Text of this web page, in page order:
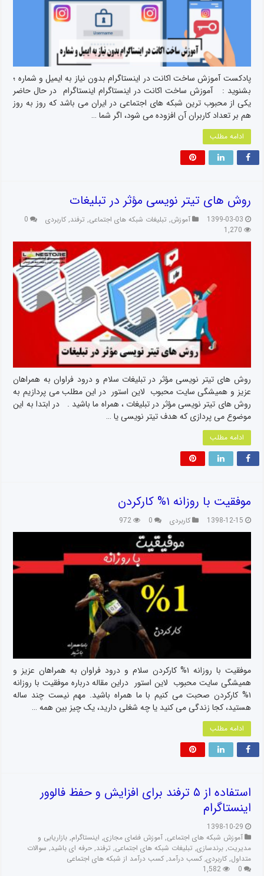
پادکست آموزش ساخت اکانت در اینستاگرام بدون نیاز به ایمیل و شماره ؛
بشنوید : آموزش ساخت اکانت در اینستاگرام اینستاگرام در حال حاضر
یکی از محبوب ترین شبکه های اجتماعی در ایران می باشد که روز به روز
هم بر تعداد کاربران آن افزوده می شود، اگر شما …
ادامه مطلب
روش های تیتر نویسی مؤثر در تبلیغات
1399-03-03 آموزش, تبلیغات شبکه های اجتماعی, ترفند, کاربردی
0
1,270
روش های تیتر نویسی مؤثر در تبلیغات سلام و درود فراوان به همراهان
عزیز و همیشگی سایت محبوب لاین استور در این مطلب می پردازیم به
روش های تیتر نویسی مؤثر در تبلیغات ، همراه ما باشید . در ابتدا به این
موضوع می پردازی که هدف تیتر نویسی یا …
ادامه مطلب
موفقیت با روزانه ۱% کارکردن
1398-12-15 کاربردی 0
972
موفقیت با روزانه ۱% کارکردن سلام و درود فراوان به همراهان عزیز و
همیشگی سایت محبوب لاین استور دراین مقاله درباره موفقیت با روزانه
۱% کارکردن صحبت می کنیم با ما همراه باشید. مهم نیست چند ساله
هستید، کجا زندگی می کنید یا چه شغلی دارید، یک چیز بین همه …
ادامه مطلب
استفاده از ۵ ترفند برای افزایش و حفظ فالوور
اینستاگرام
1398-10-29
آموزش شبکه های اجتماعی, آموزش فضای مجازی, اینستاگرام, بازاریابی و
مدیریت, برندسازی, تبلیغات شبکه های اجتماعی, ترفند, حرفه ای باشید, سوالات
متداول, کاربردی, کسب درآمد, کسب درآمد از شبکه های اجتماعی
0
1,582